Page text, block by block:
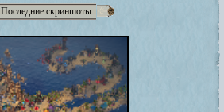
Последние скриншоты